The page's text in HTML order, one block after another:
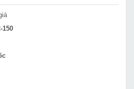
150